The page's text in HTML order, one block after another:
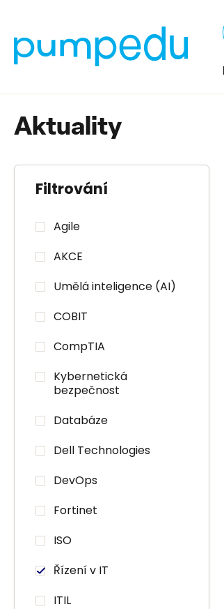
Aktuality
Filtrování
Agile
AKCE
Umělá inteligence (AI)
COBIT
CompTIA
Kybernetická
bezpečnost
Databáze
Dell Technologies
DevOps
Fortinet
ISO
Řízení v IT
ITIL